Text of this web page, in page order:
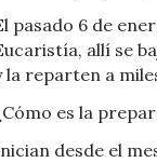
pasado 6 de
allí se
la reparten a
es la
desde el